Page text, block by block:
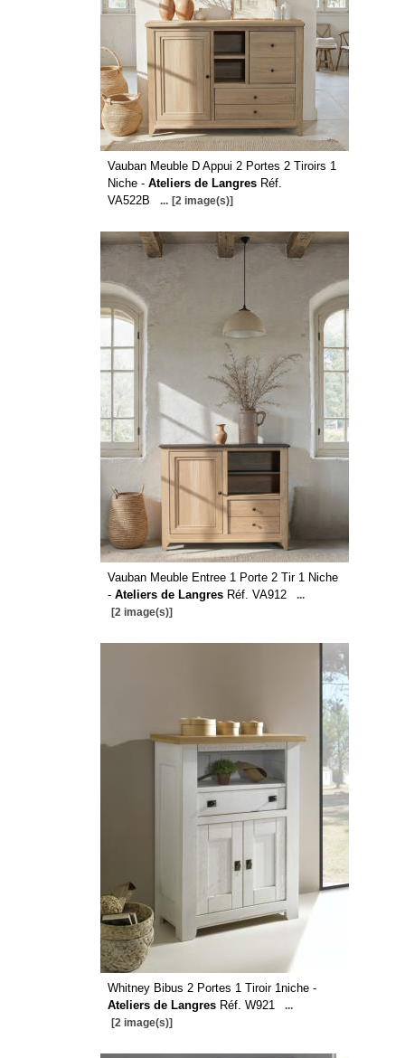
Vauban Meuble D Appui 2 Portes 2 Tiroirs 1
Niche - Ateliers de LangresRéf.
VA522B
... [2 image(s)]
Vauban Meuble Entree 1 Porte 2 Tir 1 Niche
- Ateliers de LangresRéf. VA912
...
[2 image(s)]
Whitney Bibus 2 Portes 1 Tiroir 1niche -
Ateliers de LangresRéf. W921
...
[2 image(s)]